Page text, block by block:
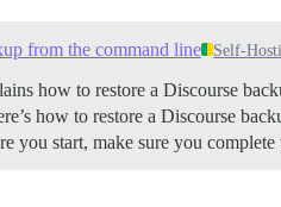
from the command line Self-
how to restore a Discourse
how to restore a Discourse
you start, make sure you